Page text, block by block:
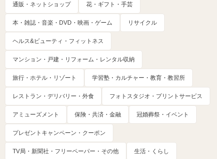
通販・ネットショップ 花・ギフト・手芸
本・雑誌・音楽・DVD・映画・ゲーム リサイクル
ヘルス&ビューティ・フィットネス
マンション・戸建・リフォーム・レンタル収納
旅行・ホテル・リゾート 学習塾・カルチャー・教育・教習所
レストラン・デリバリー・外食 フォトスタジオ・プリントサービス
アミューズメント 保険・共済・金融 冠婚葬祭・イベント
プレゼントキャンペーン・クーポン
TV局・新聞社・フリーペーパー・その他 生活・くらし